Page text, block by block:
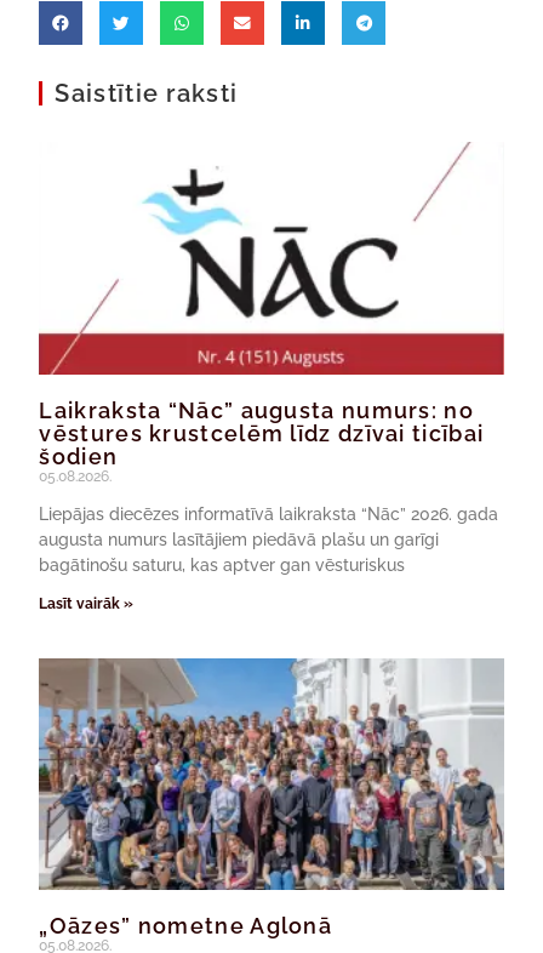
Saistītie raksti
Laikraksta “Nāc” augusta numurs: no
vēstures krustcelēm līdz dzīvai ticībai
šodien
05.08.2026.
Liepājas diecēzes informatīvā laikraksta “Nāc” 2026. gada
augusta numurs lasītājiem piedāvā plašu un garīgi
bagātinošu saturu, kas aptver gan vēsturiskus
Lasīt vairāk »
„Oāzes” nometne Aglonā
05.08.2026.